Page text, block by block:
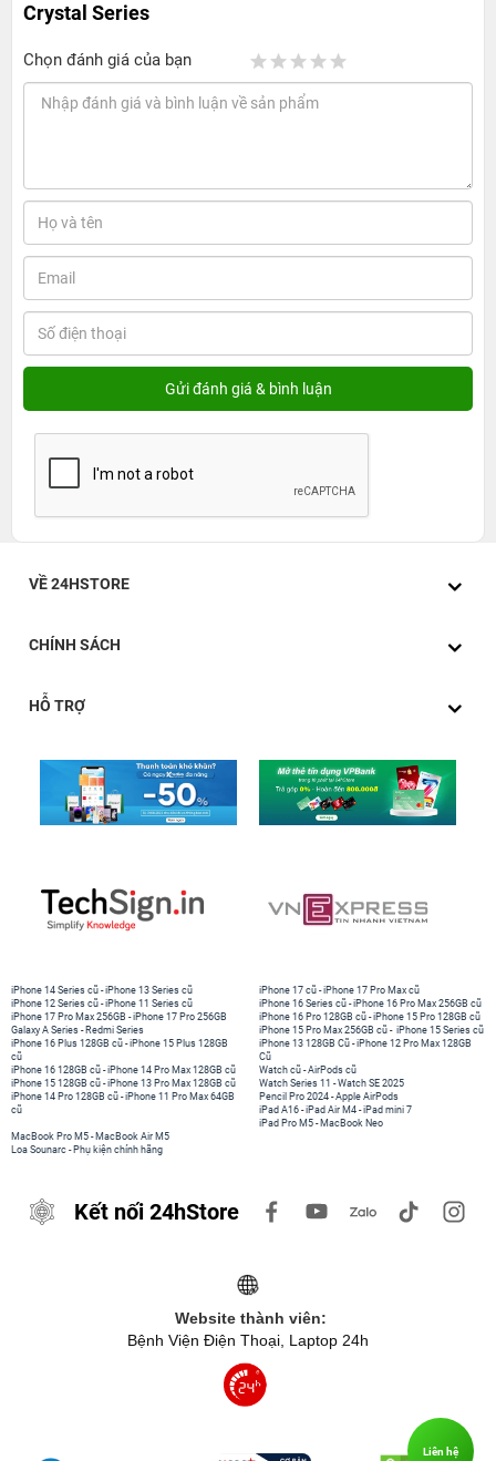
Crystal Series
Chọn đánh giá của bạn
VỀ 24HSTORE
CHÍNH SÁCH
HỖ TRỢ
iPhone 14 Series cũ -iPhone 13 Series cũ
iPhone 12 Series cũ -iPhone 11 Series cũ
iPhone 17 Pro Max 256GB -iPhone 17 Pro 256GB
Galaxy A Series - Redmi Series
iPhone 17 cũ -iPhone 17 Pro Max cũ
iPhone 16 Series cũ - iPhone 16 Pro Max 256GB cũ
iPhone 16 Pro 128GB cũ -iPhone 15 Pro 128GB cũ
iPhone 15 Pro Max 256GB cũ - iPhone 15 Series cũ
iPhone 16 Plus 128GB cũ -iPhone 15 Plus 128GB
cũ
iPhone 16 128GB cũ -iPhone 14 Pro Max 128GB cũ
iPhone 15 128GB cũ -iPhone 13 Pro Max 128GB cũ
iPhone 14 Pro 128GB cũ -iPhone 11 Pro Max 64GB
cũ
iPhone 13 128GB Cũ -iPhone 12 Pro Max 128GB
Cũ
Watch cũ -AirPods cũ
Watch Series 11 -Watch SE 2025
Pencil Pro 2024 -Apple AirPods
iPad A16 -iPad Air M4 -iPad mini 7
iPad Pro M5 - MacBook Neo
MacBook Pro M5 - MacBook Air M5
Loa Sounarc - Phụ kiện chính hãng
Kết nối 24hStore
Website thành viên:
Bệnh Viện Điện Thoại, Laptop 24h
Liên hệ